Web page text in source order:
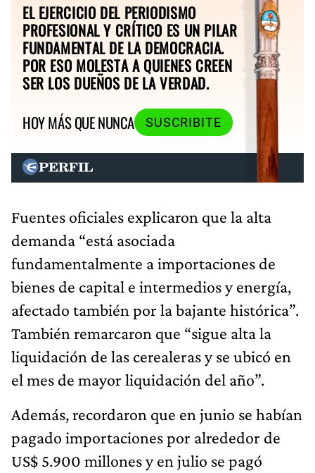
EL EJERCICIO DEL PERIODISMO
PROFESIONAL Y CRÍTICO ES UN PILAR
FUNDAMENTAL DE LA DEMOCRACIA.
POR ESO MOLESTA A QUIENES CREEN
SER LOS DUEÑOS DE LA VERDAD.
HOY MÁS QUE NUNCA
SUSCRIBITE
Fuentes oficiales explicaron que la alta
demanda “está asociada
fundamentalmente a importaciones de
bienes de capital e intermedios y energía,
afectado también por la bajante histórica”.
También remarcaron que “sigue alta la
liquidación de las cerealeras y se ubicó en
el mes de mayor liquidación del año”.
Además, recordaron que en junio se habían
pagado importaciones por alrededor de
US$ 5.900 millones y en julio se pagó